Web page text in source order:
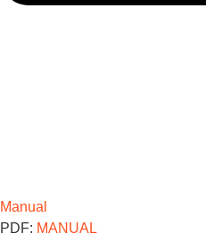
Manual
PDF: MANUAL